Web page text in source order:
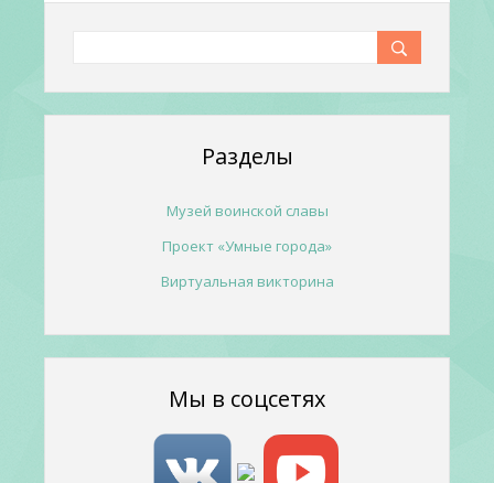
Разделы
Музей воинской славы
Проект «Умные города»
Виртуальная викторина
Мы в соцсетях